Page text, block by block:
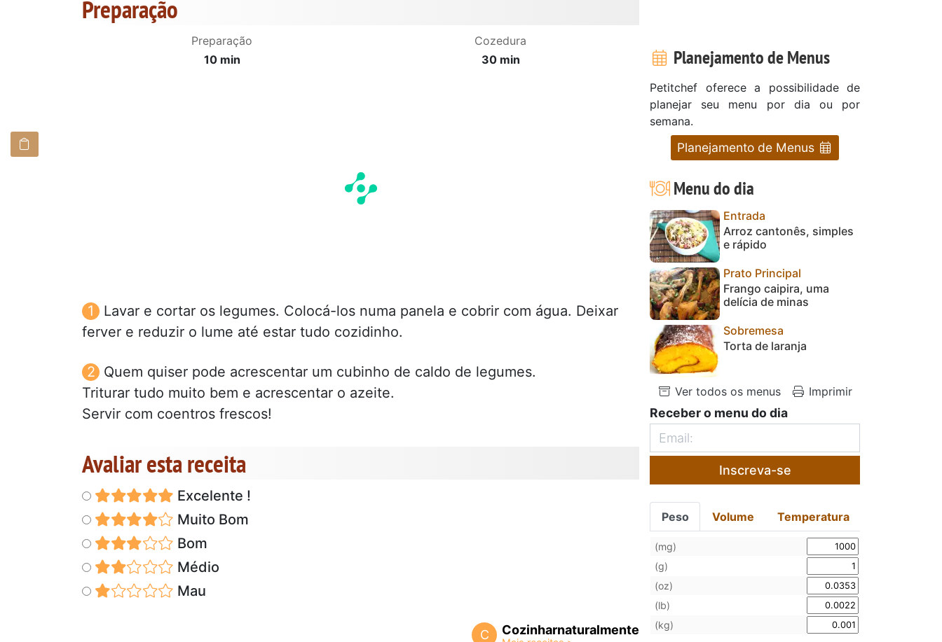
Preparação
Preparação
10 min
Cozedura
30 min
Lavar e cortar os legumes. Colocá-los numa panela e cobrir com água. Deixar
ferver e reduzir o lume até estar tudo cozidinho.
Quem quiser pode acrescentar um cubinho de caldo de legumes.
Triturar tudo muito bem e acrescentar o azeite.
Servir com coentros frescos!
Avaliar esta receita
Excelente !
Muito Bom
Bom
Médio
Mau
C Cozinharnaturalmente
Planejamento de Menus
Petitchef oferece a possibilidade de
planejar seu menu por dia ou por
semana.
Planejamento de Menus
Menu do dia
Entrada
Arroz cantonês, simples
e rápido
Prato Principal
Frango caipira, uma
delícia de minas
Sobremesa
Torta de laranja
Ver todos os menus Imprimir
Receber o menu do dia
Inscreva-se
Peso Volume Temperatura
(mg)
(g)
(oz)
(lb)
(kg)